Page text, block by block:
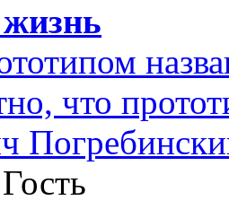
что
Гость